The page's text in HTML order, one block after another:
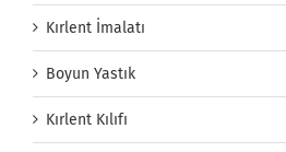
Kırlent İmalatı
Boyun Yastık
Kırlent Kılıfı